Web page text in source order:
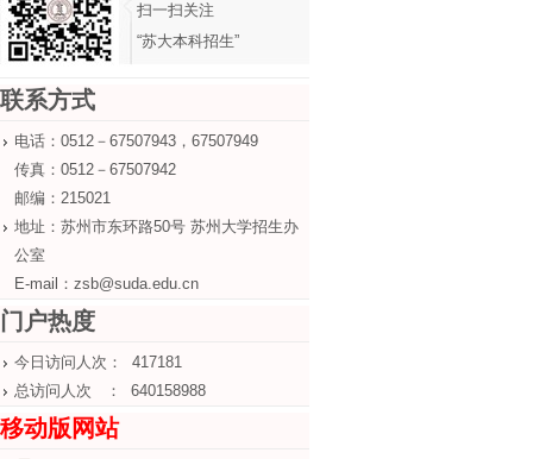
扫一扫关注
“苏大本科招生”
联系方式
电话：0512－67507943，67507949
传真：0512－67507942
邮编：215021
地址：苏州市东环路50号 苏州大学招生办
公室
E-mail：zsb@suda.edu.cn
门户热度
今日访问人次： 417181
总访问人次 ： 640158988
移动版网站